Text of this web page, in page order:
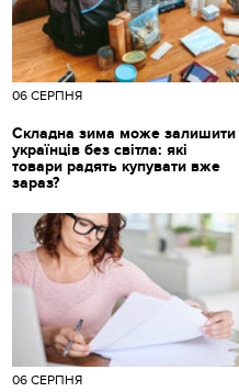
06 СЕРПНЯ
Складна зима може залишити
українців без світла: які
товари радять купувати вже
зараз?
06 СЕРПНЯ